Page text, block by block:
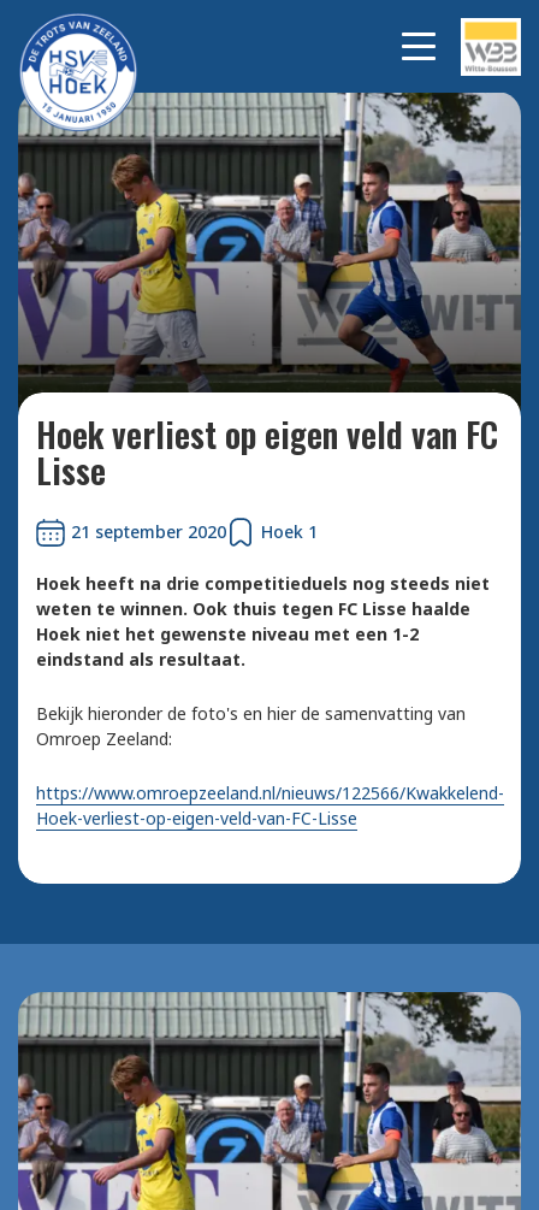
Aanvoerder Rik Impens trok
vandaag voor de 100ste keer
het Hoekshirt aan.
alle
foto's
Hoek verliest op eigen veld van FC
Lisse
21 september 2020 Hoek 1
Hoek heeft na drie competitieduels nog steeds niet
weten te winnen. Ook thuis tegen FC Lisse haalde
Hoek niet het gewenste niveau met een 1-2
eindstand als resultaat.
Bekijk hieronder de foto's en hier de samenvatting van
Omroep Zeeland:
https://www.omroepzeeland.nl/nieuws/122566/Kwakkelend-
Hoek-verliest-op-eigen-veld-van-FC-Lisse